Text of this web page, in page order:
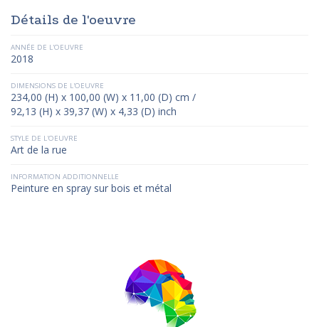
Détails de l'oeuvre
ANNÉE DE L'OEUVRE
2018
DIMENSIONS DE L'OEUVRE
234,00 (H) x 100,00 (W) x 11,00 (D) cm /
92,13 (H) x 39,37 (W) x 4,33 (D) inch
STYLE DE L'OEUVRE
Art de la rue
INFORMATION ADDITIONNELLE
Peinture en spray sur bois et métal